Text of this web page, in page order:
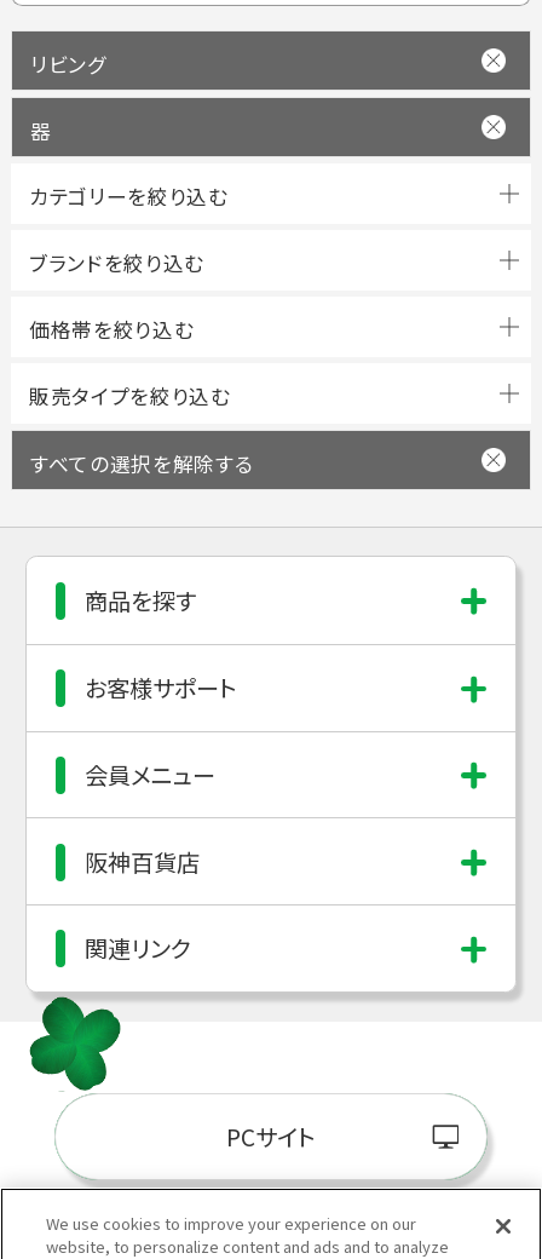
リビング
器
ブランドを絞り込む
すべての選択を解除する
商品を探す
お客様サポート
会員メニュー
阪神百貨店
関連リンク
PCサイト
We use cookies to improve your experience on our
website, to personalize content and ads and to analyze